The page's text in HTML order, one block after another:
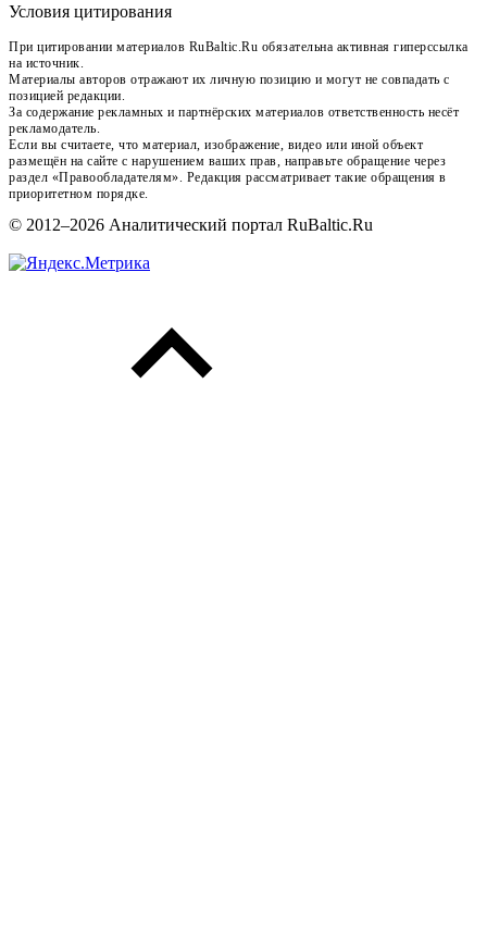
Условия цитирования
При цитировании материалов RuBaltic.Ru обязательна активная гиперссылка
на источник.
Материалы авторов отражают их личную позицию и могут не совпадать с
позицией редакции.
За содержание рекламных и партнёрских материалов ответственность несёт
рекламодатель.
Если вы считаете, что материал, изображение, видео или иной объект
размещён на сайте с нарушением ваших прав, направьте обращение через
раздел «Правообладателям». Редакция рассматривает такие обращения в
приоритетном порядке.
© 2012–2026 Аналитический портал RuBaltic.Ru